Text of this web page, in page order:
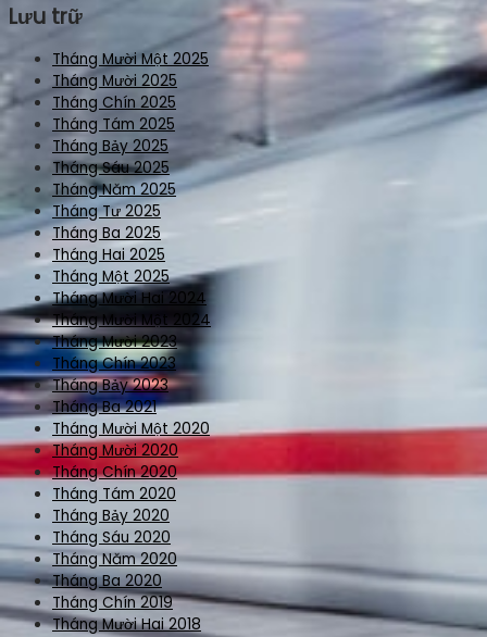
Lưu trữ
Tháng Mười Một 2025
Tháng Mười 2025
Tháng Chín 2025
Tháng Tám 2025
Tháng Bảy 2025
Tháng Sáu 2025
Tháng Năm 2025
Tháng Tư 2025
Tháng Ba 2025
Tháng Hai 2025
Tháng Một 2025
Tháng Mười Hai 2024
Tháng Mười Một 2024
Tháng Mười 2023
Tháng Chín 2023
Tháng Bảy 2023
Tháng Ba 2021
Tháng Mười Một 2020
Tháng Mười 2020
Tháng Chín 2020
Tháng Tám 2020
Tháng Bảy 2020
Tháng Sáu 2020
Tháng Năm 2020
Tháng Ba 2020
Tháng Chín 2019
Tháng Mười Hai 2018